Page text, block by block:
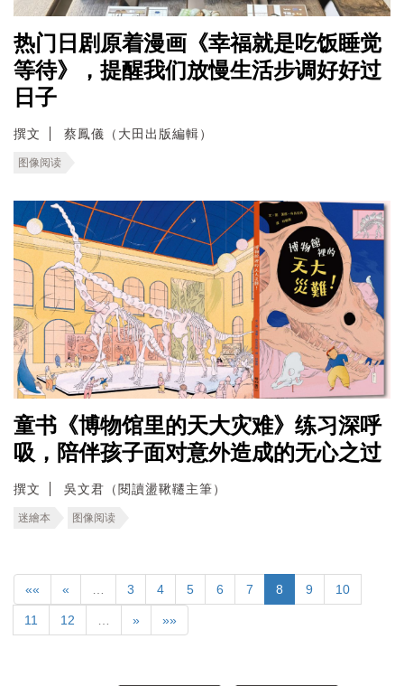
热门日剧原着漫画《幸福就是吃饭睡觉
等待》，提醒我们放慢生活步调好好过
日子
撰文 蔡鳳儀（大田出版編輯）
图像阅读
童书《博物馆里的天大灾难》练习深呼
吸，陪伴孩子面对意外造成的无心之过
撰文 吳文君（閱讀盪鞦韆主筆）
迷繪本 图像阅读
«« « 3 4 5 6 7 8 9 10
11 12 » »»